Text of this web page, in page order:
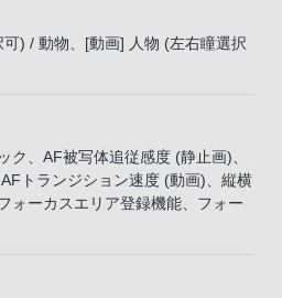
) / 動物、[動画] 人物 (左右瞳選択
ク、AF被写体追従感度 (静止画)、
トランジション速度 (動画)、縦横
ォーカスエリア登録機能、フォー